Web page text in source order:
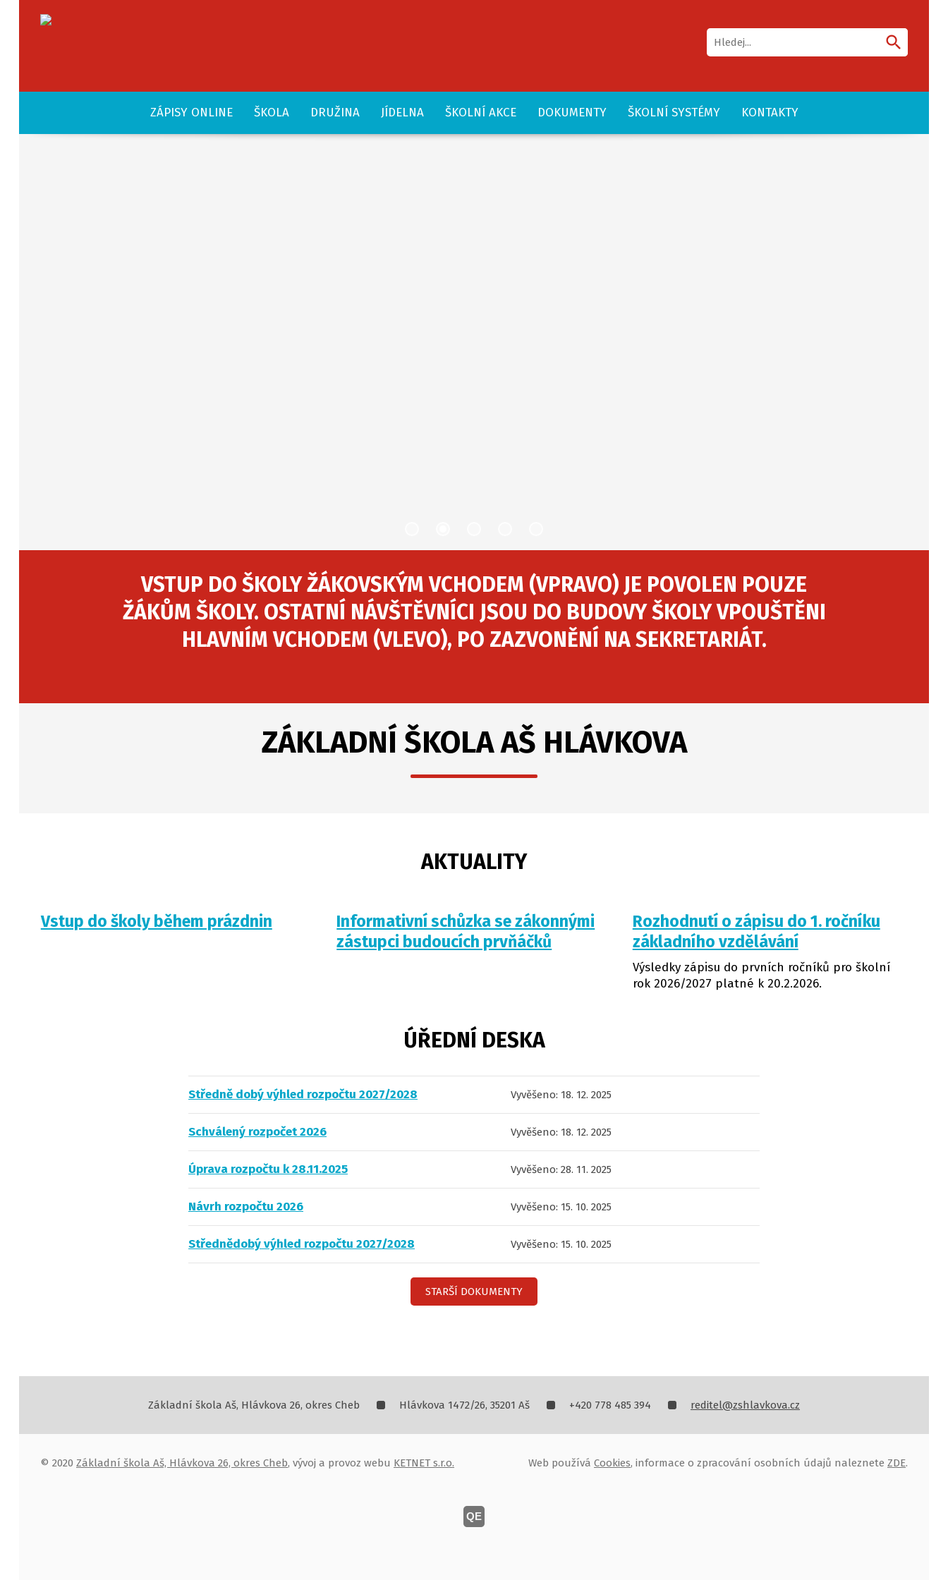
search
ZÁPISY ONLINE ŠKOLA DRUŽINA JÍDELNA ŠKOLNÍ AKCE DOKUMENTY ŠKOLNÍ SYSTÉMY KONTAKTY
VSTUP DO ŠKOLY ŽÁKOVSKÝM VCHODEM (VPRAVO) JE POVOLEN POUZE
ŽÁKŮM ŠKOLY. OSTATNÍ NÁVŠTĚVNÍCI JSOU DO BUDOVY ŠKOLY VPOUŠTĚNI
HLAVNÍM VCHODEM (VLEVO), PO ZAZVONĚNÍ NA SEKRETARIÁT.
ZÁKLADNÍ ŠKOLA AŠ HLÁVKOVA
AKTUALITY
Vstup do školy během prázdnin
Informativní schůzka se zákonnými
zástupci budoucích prvňáčků
Rozhodnutí o zápisu do 1. ročníku
základního vzdělávání
Výsledky zápisu do prvních ročníků pro školní
rok 2026/2027 platné k 20.2.2026.
ÚŘEDNÍ DESKA
Středně dobý výhled rozpočtu 2027/2028 Vyvěšeno: 18. 12. 2025
Schválený rozpočet 2026 Vyvěšeno: 18. 12. 2025
Úprava rozpočtu k 28.11.2025 Vyvěšeno: 28. 11. 2025
Návrh rozpočtu 2026 Vyvěšeno: 15. 10. 2025
Střednědobý výhled rozpočtu 2027/2028 Vyvěšeno: 15. 10. 2025
STARŠÍ DOKUMENTY
Základní škola Aš, Hlávkova 26, okres Cheb Hlávkova 1472/26, 35201 Aš +420 778 485 394 reditel@zshlavkova.cz
© 2020 Základní škola Aš, Hlávkova 26, okres Cheb, vývoj a provoz webu KETNET s.r.o. Web používá Cookies, informace o zpracování osobních údajů naleznete ZDE.
QE